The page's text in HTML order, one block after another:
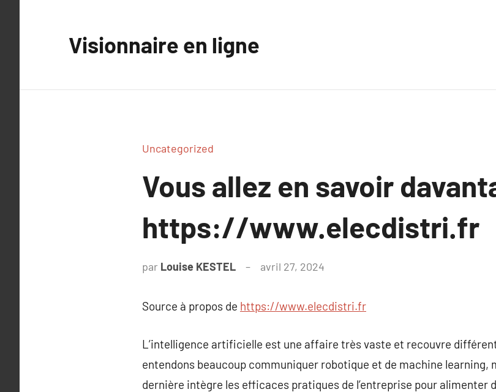
Visionnaire en ligne
Uncategorized
Vous allez en savoir
https://www.elecdistri.fr
par Louise KESTEL avril 27, 2024
Source à propos de https://www.elecdistri.fr
L’intelligence artificielle est une affaire très vaste et recouvre
entendons beaucoup communiquer robotique et de machine learning,
dernière intègre les efficaces pratiques de l’entreprise pour alimenter